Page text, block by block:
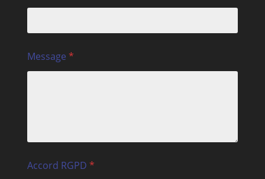
Message *
Accord RGPD *